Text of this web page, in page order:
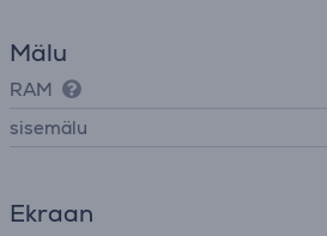
Mälu
RAM
sisemälu
Ekraan